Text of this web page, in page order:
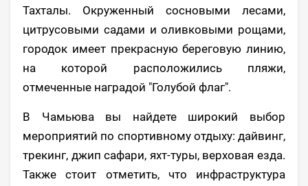
Тахталы. Окруженный сосновыми лесами,
цитрусовыми садами и оливковыми рощами,
городок имеет прекрасную береговую линию,
на которой расположились пляжи,
отмеченные наградой "Голубой флаг".
В Чамьюва вы найдете широкий выбор
мероприятий по спортивному отдыху: дайвинг,
трекинг, джип сафари, яхт-туры, верховая езда.
Также стоит отметить, что инфраструктура